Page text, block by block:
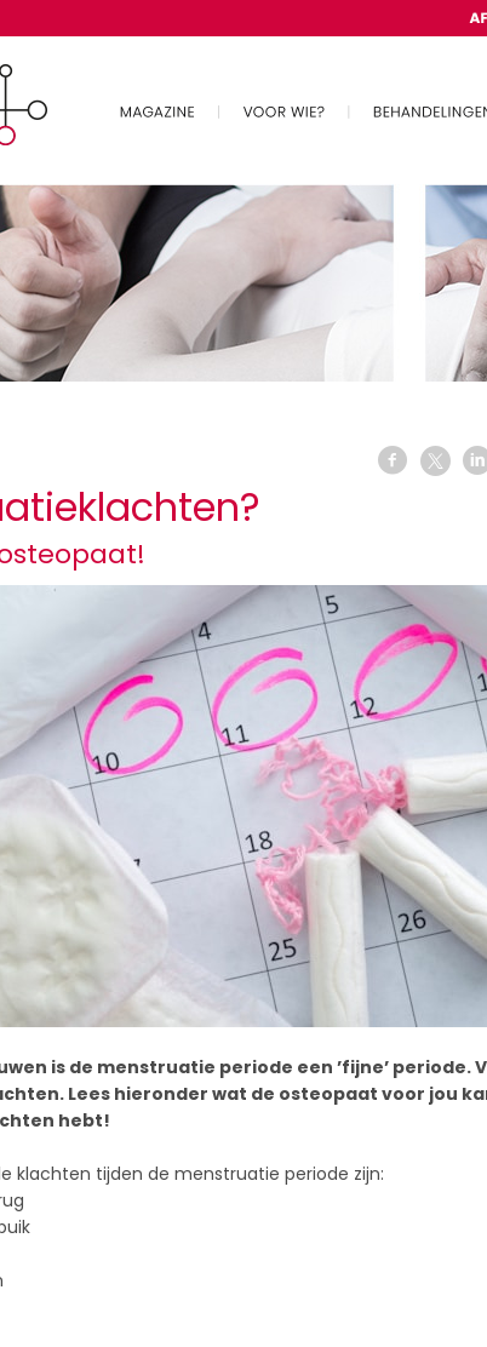
is de menstruatie periode een ’fijne’ periode.
Lees hieronder wat de osteopaat voor jou
hebt!
klachten tijden de menstruatie periode zijn: